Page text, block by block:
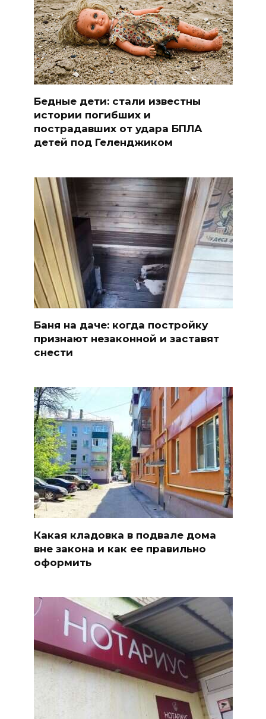
Бедные дети: стали известны
истории погибших и
пострадавших от удара БПЛА
детей под Геленджиком
Баня на даче: когда постройку
признают незаконной и заставят
снести
Какая кладовка в подвале дома
вне закона и как ее правильно
оформить